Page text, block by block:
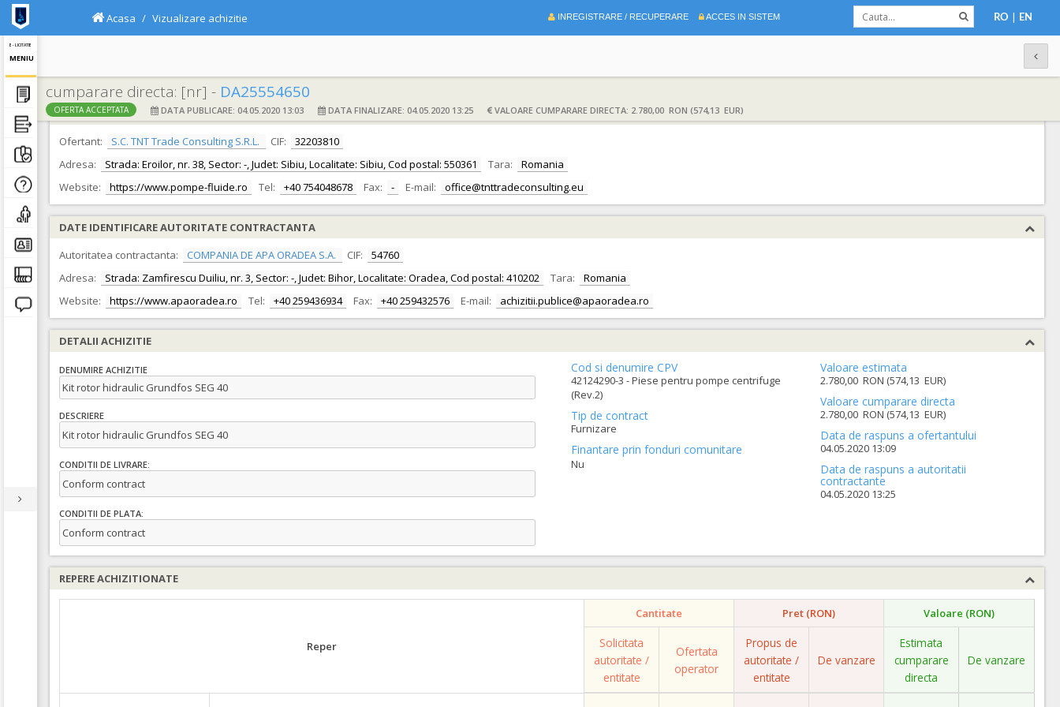
E - LICITATIE
MENIU
INREGISTRARE / RECUPERARE ACCES IN SISTEM RO | EN
Acasa Vizualizare achizitie
cumparare directa: [nr] - DA25554650
OFERTA ACCEPTATA DATA PUBLICARE: 04.05.2020 13:03 DATA FINALIZARE: 04.05.2020 13:25 VALOARE CUMPARARE DIRECTA: 2.780,00 RON (574,13 EUR)
DATE IDENTIFICARE OFERTANT
Ofertant:
S.C. TNT Trade Consulting S.R.L. CIF:
32203810
Adresa:
Strada: Eroilor, nr. 38, Sector: -, Judet: Sibiu, Localitate: Sibiu, Cod postal: 550361 Tara:
Romania
Website:
https://www.pompe-fluide.ro Tel: +40 754048678 Fax: - E-mail: office@tnttradeconsulting.eu
DATE IDENTIFICARE AUTORITATE CONTRACTANTA
Autoritatea contractanta:
COMPANIA DE APA ORADEA S.A. CIF:
54760
Adresa:
Strada: Zamfirescu Duiliu, nr. 3, Sector: -, Judet: Bihor, Localitate: Oradea, Cod postal: 410202 Tara:
Romania
Website:
https://www.apaoradea.ro Tel: +40 259436934 Fax: +40 259432576 E-mail: achizitii.publice@apaoradea.ro
DETALII ACHIZITIE
DENUMIRE ACHIZITIE
Kit rotor hidraulic Grundfos SEG 40
DESCRIERE
Kit rotor hidraulic Grundfos SEG 40
CONDITII DE LIVRARE:
Conform contract
CONDITII DE PLATA:
Conform contract
Cod si denumire CPV
42124290-3 - Piese pentru pompe centrifuge
(Rev.2)
Tip de contract
Furnizare
Finantare prin fonduri comunitare
Nu
Valoare estimata
2.780,00 RON (574,13 EUR)
Valoare cumparare directa
2.780,00 RON (574,13 EUR)
Data de raspuns a ofertantului
04.05.2020 13:09
Data de raspuns a autoritatii
contractante
04.05.2020 13:25
REPERE ACHIZITIONATE
Reper
Cantitate Pret (RON) Valoare (RON)
Solicitata
autoritate /
entitate
Ofertata
operator
Propus de
autoritate /
entitate
De vanzare
Estimata
cumparare
directa
De vanzare